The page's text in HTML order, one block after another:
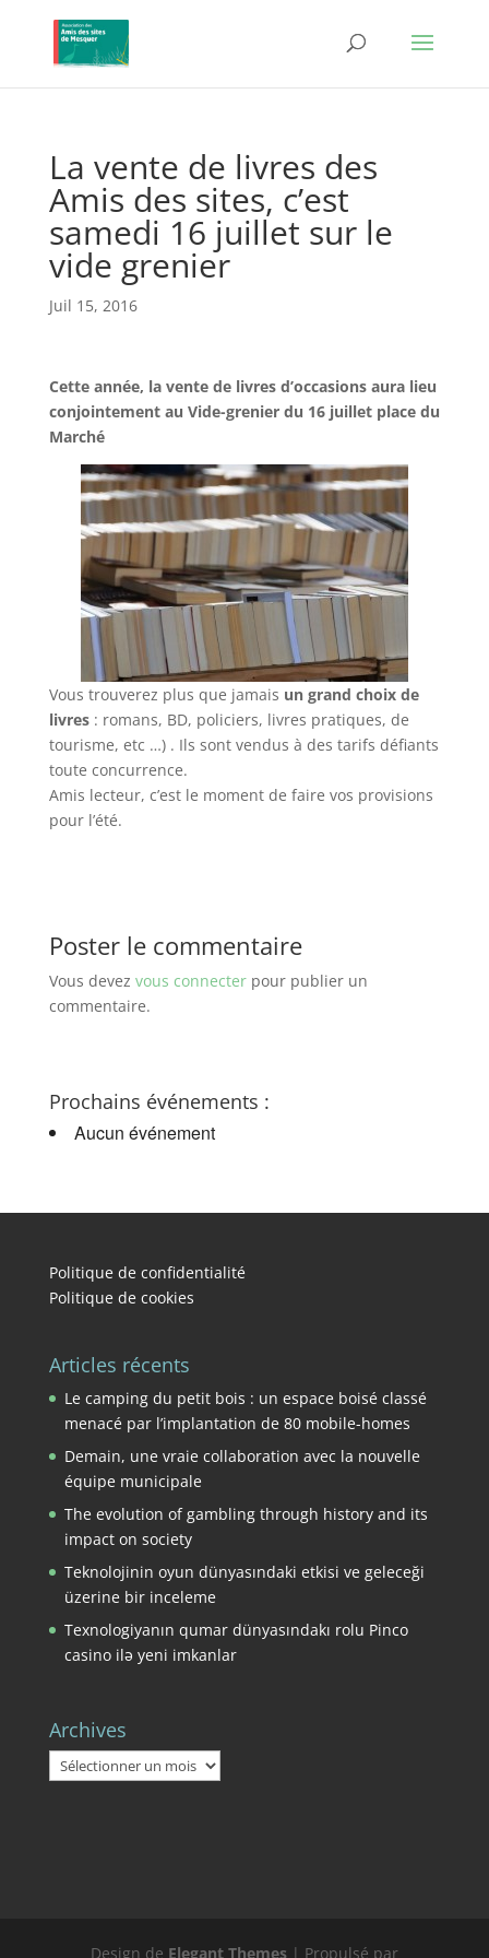
La vente de livres des
Amis des sites, c’est
samedi 16 juillet sur le
vide grenier
Juil 15, 2016
Cette année, la vente de livres d’occasions aura lieu
conjointement au Vide-grenier du 16 juillet place du
Marché
Vous trouverez plus que jamais un grand choix de
livres: romans, BD, policiers, livres pratiques, de
tourisme, etc …) . Ils sont vendus à des tarifs défiants
toute concurrence.
Amis lecteur, c’est le moment de faire vos provisions
pour l’été.
Poster le commentaire
Vous devez vous connecterpour publier un
commentaire.
Prochains événements :
Aucun événement
Politique de confidentialité
Politique de cookies
Articles récents
Le camping du petit bois : un espace boisé classé
menacé par l’implantation de 80 mobile-homes
Demain, une vraie collaboration avec la nouvelle
équipe municipale
The evolution of gambling through history and its
impact on society
Teknolojinin oyun dünyasındaki etkisi ve geleceği
üzerine bir inceleme
Texnologiyanın qumar dünyasındakı rolu Pinco
casino ilə yeni imkanlar
Archives
Archives
Design de Elegant Themes| Propulsé par